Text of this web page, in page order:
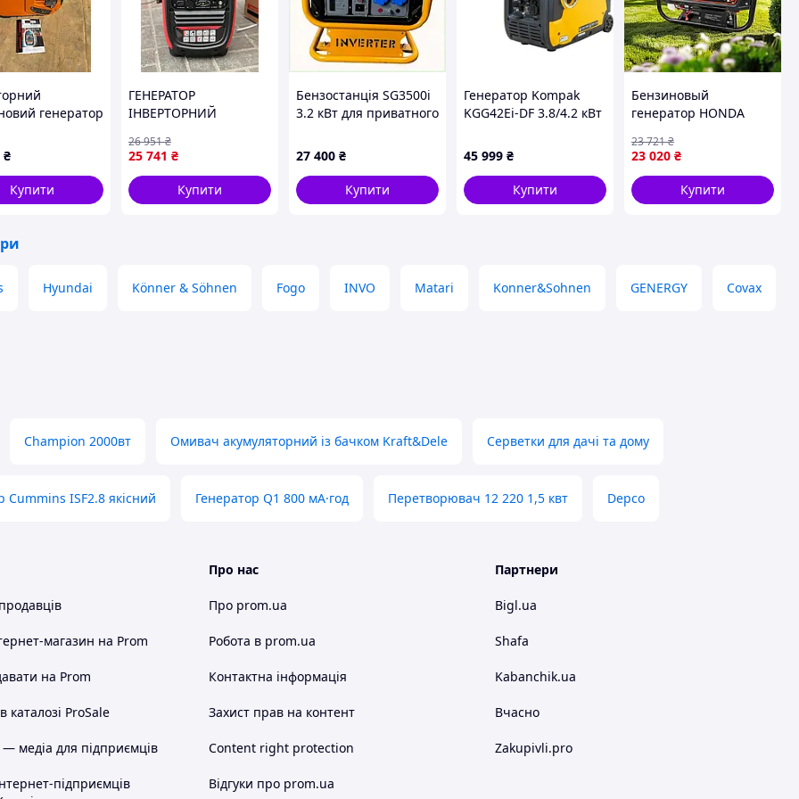
генератор
₴
Купити
ГЕНЕРАТОР
ІНВЕРТОРНИЙ
EU3500I (3,2 КВТ) 2.8-
3.2 квт
25 741 ₴
26 951₴
Купити
Бензостанція SG3500i
3.2 кВт для приватного
27 400 ₴
Купити
Генератор Kompak
KGG42Ei-DF 3.8/4.2 кВт
45 999 ₴
Купити
Бензиновый
генератор HONDA
5.5 кВт 5-5.5 кВт Хонда
бензин автозапуск с
электростартером
23 020 ₴
23 721₴
Купити
Hyundai Könner & Söhnen Fogo INVO Matari Konner&Sohnen GENERGY Covax
Champion 2000вт Омивач акумуляторний із бачком Kraft&Dele Серветки для дачі та дому
Cummins ISF2.8 якісний Генератор Q1 800 мА·год Перетворювач 12 220 1,5 квт Depco
магазин на Prom
на Prom
каталозі ProSale
медіа для підприємців
підприємців
Про нас
Про prom.ua
Робота в prom.ua
Контактна інформація
Захист прав на контент
Content right protection
Відгуки про prom.ua
Партнери
Bigl.ua
Shafa
Kabanchik.ua
Вчасно
Zakupivli.pro